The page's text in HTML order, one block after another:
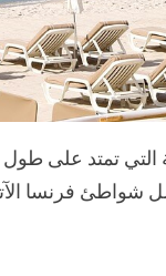
تمتد على
شواطئ فرنسا